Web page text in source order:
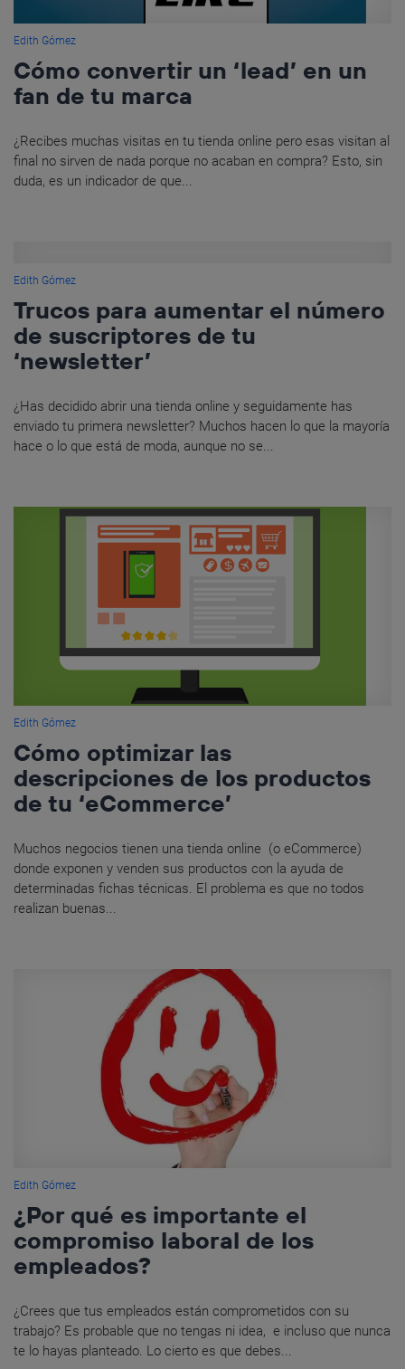
Edith Gómez
Cómo convertir un ‘lead’ en un
fan de tu marca
¿Recibes muchas visitas en tu tienda online pero esas visitan al
final no sirven de nada porque no acaban en compra? Esto, sin
duda, es un indicador de que...
Edith Gómez
Trucos para aumentar el número
de suscriptores de tu
‘newsletter’
¿Has decidido abrir una tienda online y seguidamente has
enviado tu primera newsletter? Muchos hacen lo que la mayoría
hace o lo que está de moda, aunque no se...
Edith Gómez
Cómo optimizar las
descripciones de los productos
de tu ‘eCommerce’
Muchos negocios tienen una tienda online (o eCommerce)
donde exponen y venden sus productos con la ayuda de
determinadas fichas técnicas. El problema es que no todos
realizan buenas...
Edith Gómez
¿Por qué es importante el
compromiso laboral de los
empleados?
¿Crees que tus empleados están comprometidos con su
trabajo? Es probable que no tengas ni idea, e incluso que nunca
te lo hayas planteado. Lo cierto es que debes...